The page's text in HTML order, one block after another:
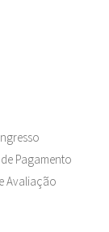
Pagamento
Avaliação